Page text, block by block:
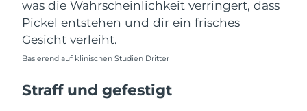
was die Wahrscheinlichkeit verringert, dass
Pickel entstehen und dir ein frisches
Gesicht verleiht.
Basierend auf klinischen Studien Dritter
Straff und gefestigt
Taiwan Erwartete Lieferung
Thailand Erwartete Lieferung
Türkei Erwartete Lieferung